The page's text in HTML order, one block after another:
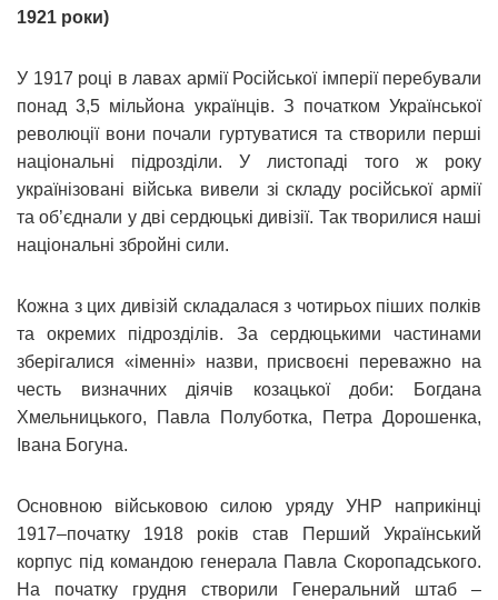
1921 роки)
У 1917 році в лавах армії Російської імперії перебували
понад 3,5 мільйона українців. З початком Української
революції вони почали гуртуватися та створили перші
національні підрозділи. У листопаді того ж року
українізовані війська вивели зі складу російської армії
та об’єднали у дві сердюцькі дивізії. Так творилися наші
національні збройні сили.
Кожна з цих дивізій складалася з чотирьох піших полків
та окремих підрозділів. За сердюцькими частинами
зберігалися «іменні» назви, присвоєні переважно на
честь визначних діячів козацької доби: Богдана
Хмельницького, Павла Полуботка, Петра Дорошенка,
Івана Богуна.
Основною військовою силою уряду УНР наприкінці
1917–початку 1918 років став Перший Український
корпус під командою генерала Павла Скоропадського.
На початку грудня створили Генеральний штаб –